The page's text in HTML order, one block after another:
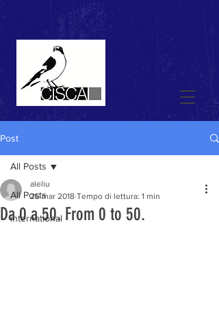
Post
All Posts
international
All Posts
Da 0 a 50. From 0 to 50.
aleliu
26 mar 2018 Tempo di lettura: 1 min